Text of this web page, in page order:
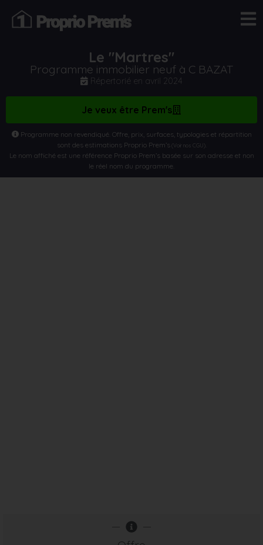
Le "Martres"
Programme immobilier neuf à C BAZAT
Répertorié en avril 2024
Je veux être Prem's
Programme non revendiqué. Offre, prix, surfaces, typologies et répartition
sont des estimations Proprio Prem’s(Voir nos CGU)
Le nom affiché est une référence Proprio Prem’s basée sur son adresse et non
le réel nom du programme.